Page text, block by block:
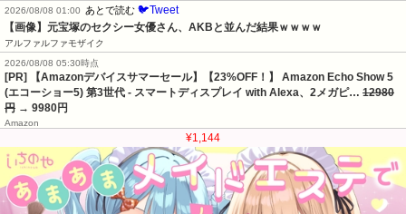
2026/08/08 01:00
あとで読む 🐦Tweet
【画像】元宝塚のセクシー女優さん、AKBと並んだ結果ｗｗｗｗ
アルファルファモザイク
2026/08/08 05:30時点
[PR] 【Amazonデバイスサマーセール】【23%OFF！】 Amazon Echo Show 5
(エコーショー5) 第3世代 - スマートディスプレイ with Alexa、2メガピ… 12980
円 → 9980円
Amazon
¥1,144